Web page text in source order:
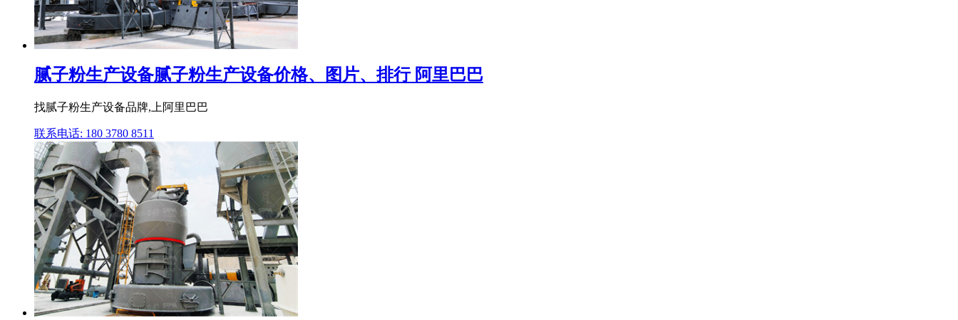
腻子粉生产设备腻子粉生产设备价格、图片、排行 阿里巴巴
找腻子粉生产设备品牌,上阿里巴巴
联系电话: 180 3780 8511